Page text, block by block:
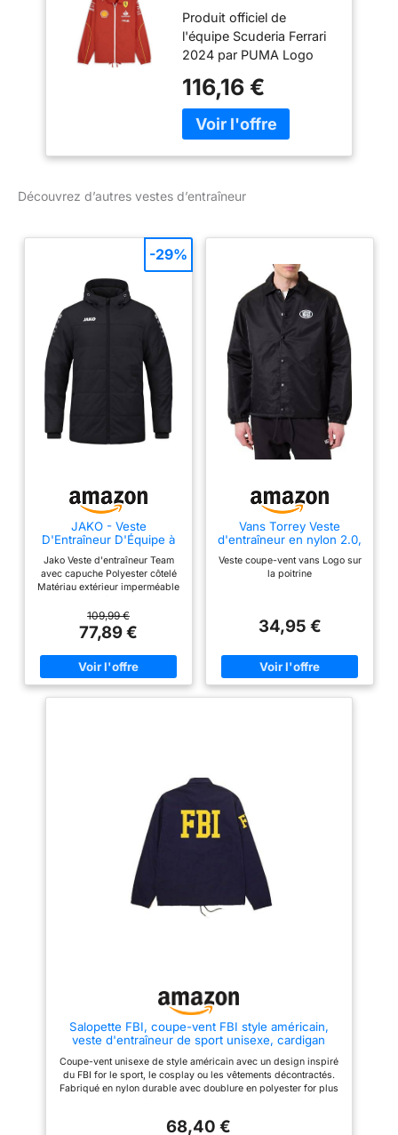
Ferrari 2024 pour
hommes - Rouge
Brûlé - Taille: S
Produit officiel de
l'équipe Scuderia Ferrari
2024 par PUMA Logo
sur la poitrine et dans le
dos Logo imprimé PUMA
sur la poitrine et sur le
Détails et liserés jaunes
combinaison de course
de l’équipe Technologie
WINDCELL de PUMA
Coupe-vent et déperlant
Coupe droite
Composition : 100 %
116,16 €
Découvrez d’autres vestes d’entraîneur
JAKO - Veste
D'Entraîneur D'Équipe à
Jako Veste d'entraîneur Team
avec capuche Polyester côtelé
Matériau extérieur imperméable
polyuréthane Rembourrage
isolant thermique Polaire douce
à l'intérieur, capuche avec
cordon de serrage et stoppeurs.
Poignets côtelés intégrés dans
les manches, poches latérales
109,99 €
77,89 €
-29%
Vans Torrey Veste
d'entraîneur en nylon 2.0,
noir/blanc, XL
Veste coupe-vent vans Logo sur
la poitrine
34,95 €
Salopette FBI, coupe-vent FBI style américain,
veste d'entraîneur de sport unisexe, cardigan
air(BLUE,XXX-Large)
Coupe-vent unisexe de style américain avec un design inspiré
du FBI for le sport, le cosplay ou les vêtements décontractés.
Fabriqué en nylon durable avec doublure en polyester for plus
Conception de cardigan léger sans capuche for un style
68,40 €